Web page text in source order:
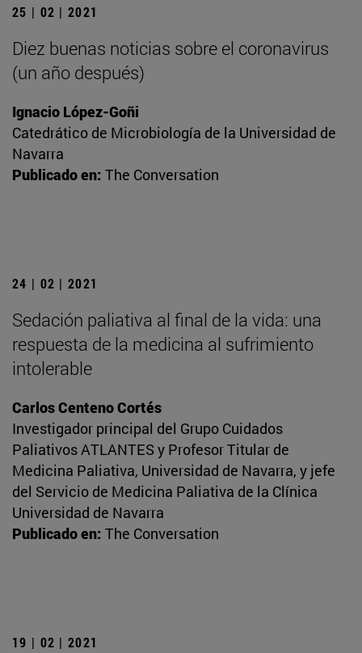
25 | 02 | 2021
Diez buenas noticias sobre el coronavirus
(un año después)
Ignacio López-Goñi
Catedrático de Microbiología de la Universidad de
Navarra
Publicado en: The Conversation
24 | 02 | 2021
Sedación paliativa al final de la vida: una
respuesta de la medicina al sufrimiento
intolerable
Carlos Centeno Cortés
Investigador principal del Grupo Cuidados
Paliativos ATLANTES y Profesor Titular de
Medicina Paliativa, Universidad de Navarra, y jefe
del Servicio de Medicina Paliativa de la Clínica
Universidad de Navarra
Publicado en: The Conversation
19 | 02 | 2021